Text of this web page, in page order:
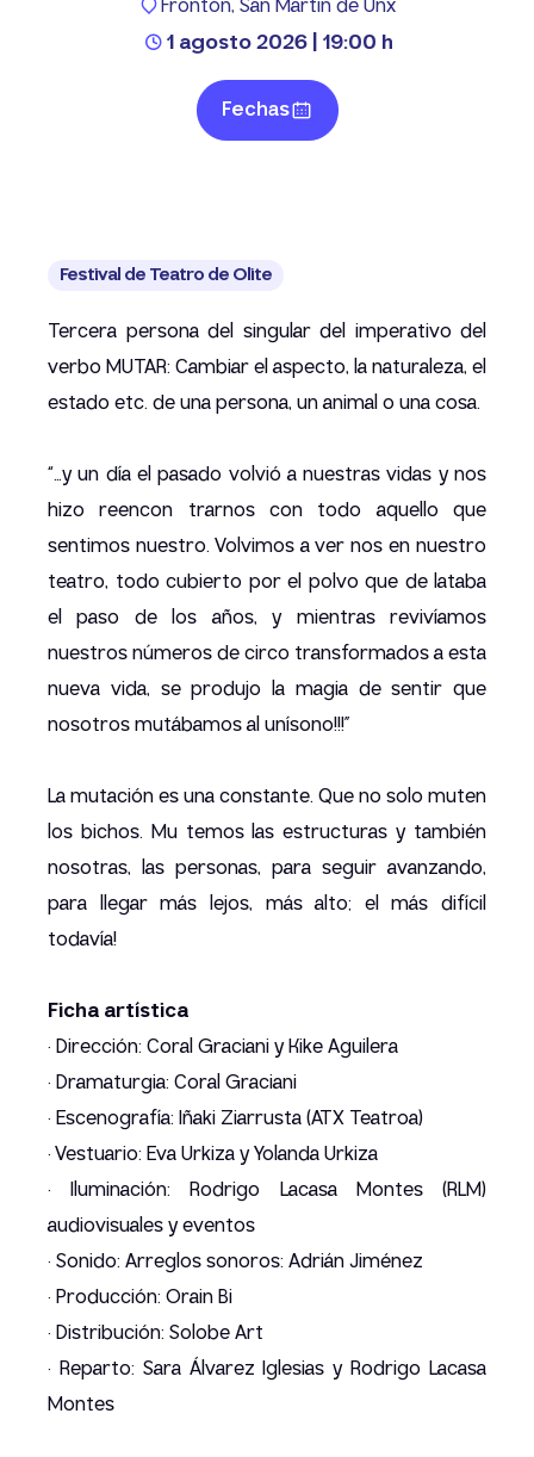
Frontón, San Martín de Unx
1 agosto 2026 | 19:00 h
Fechas
Festival de Teatro de Olite
Tercera persona del singular del imperativo del
verbo MUTAR: Cambiar el aspecto, la naturaleza, el
estado etc. de una persona, un animal o una cosa.
“…y un día el pasado volvió a nuestras vidas y nos
hizo reencon trarnos con todo aquello que
sentimos nuestro. Volvimos a ver nos en nuestro
teatro, todo cubierto por el polvo que de lataba
el paso de los años, y mientras revivíamos
nuestros números de circo transformados a esta
nueva vida, se produjo la magia de sentir que
nosotros mutábamos al unísono!!!”
La mutación es una constante. Que no solo muten
los bichos. Mu temos las estructuras y también
nosotras, las personas, para seguir avanzando,
para llegar más lejos, más alto; el más difícil
todavía!
Ficha artística
· Dirección: Coral Graciani y Kike Aguilera
· Dramaturgia: Coral Graciani
· Escenografía: Iñaki Ziarrusta (ATX Teatroa)
· Vestuario: Eva Urkiza y Yolanda Urkiza
· Iluminación: Rodrigo Lacasa Montes (RLM)
audiovisuales y eventos
· Sonido: Arreglos sonoros: Adrián Jiménez
· Producción: Orain Bi
· Distribución: Solobe Art
· Reparto: Sara Álvarez Iglesias y Rodrigo Lacasa
Montes